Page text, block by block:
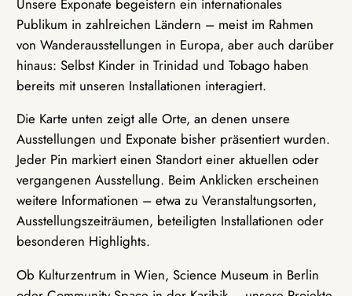
Publikum in zahlreichen Ländern – meist im Rahmen
von Wanderausstellungen in Europa, aber auch darüber
hinaus: Selbst Kinder in Trinidad und Tobago haben
bereits mit unseren Installationen interagiert.
Die Karte unten zeigt alle Orte, an denen unsere
Ausstellungen und Exponate bisher präsentiert wurden.
Jeder Pin markiert einen Standort einer aktuellen oder
vergangenen Ausstellung. Beim Anklicken erscheinen
weitere Informationen – etwa zu Veranstaltungsorten,
Ausstellungszeiträumen, beteiligten Installationen oder
besonderen Highlights.
Ob Kulturzentrum in Wien, Science Museum in Berlin